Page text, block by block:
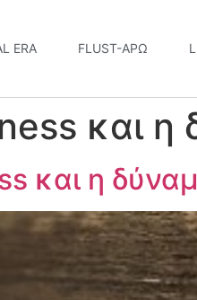
ERA FLUST-ΆΡΩ
και η
και η